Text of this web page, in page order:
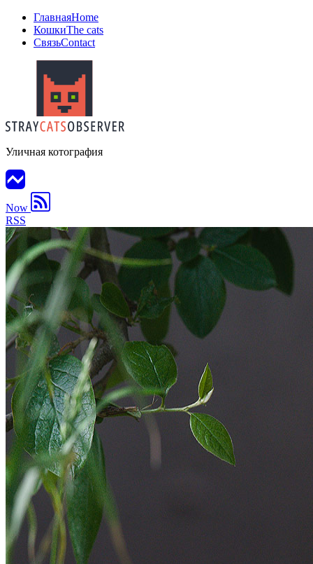
ГлавнаяHome
КошкиThe cats
СвязьContact
Уличная котография
Now
RSS